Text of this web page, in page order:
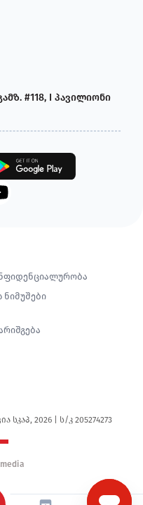
#118, I პავილიონი
სკაპ, 2026 | ს/კ 205274273